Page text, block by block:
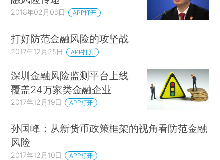
2018年02月06日 APP打开
打好防范金融风险的攻坚战
2017年12月25日 APP打开
深圳金融风险监测平台上线
覆盖24万家类金融企业
2017年12月19日 APP打开
孙国峰：从新货币政策框架的视角看防范金融
风险
2017年12月10日 APP打开